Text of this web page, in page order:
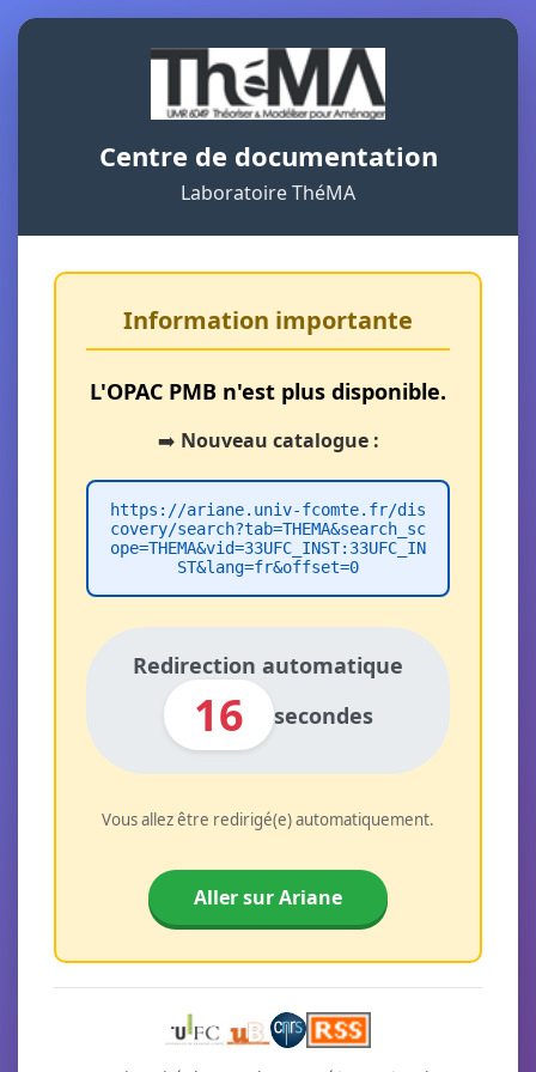
Centre de documentation
Laboratoire ThéMA
Information importante
L'OPAC PMB n'est plus disponible.
➡️ Nouveau catalogue :
https://ariane.univ-fcomte.fr/dis
covery/search?tab=THEMA&search_sc
ope=THEMA&vid=33UFC_INST:33UFC_IN
ST&lang=fr&offset=0
Redirection automatique
16 secondes
Vous allez être redirigé(e) automatiquement.
Aller sur Ariane